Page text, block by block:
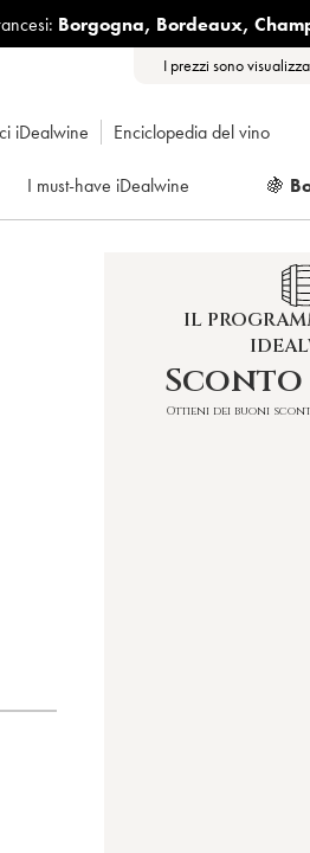
Borgogna, Bordeaux,
I prezzi sono
iDealwine Enciclopedia del vino
I must-have iDealwine 🍇
IL
Ottieni dei buoni